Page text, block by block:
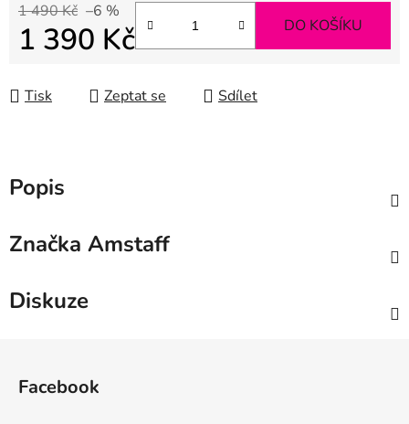
1 490 Kč –6 %
1 390 Kč DO KOŠÍKU
Tisk Zeptat se Sdílet
Popis
Značka Amstaff
Diskuze
Facebook